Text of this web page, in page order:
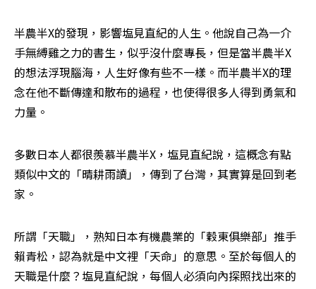
半農半X的發現，影響塩見直紀的人生。他說自己為一介
手無縛雞之力的書生，似乎沒什麼專長，但是當半農半X
的想法浮現腦海，人生好像有些不一樣。而半農半X的理
念在他不斷傳達和散布的過程，也使得很多人得到勇氣和
力量。
多數日本人都很羨慕半農半X，塩見直紀說，這概念有點
類似中文的「晴耕雨讀」，傳到了台灣，其實算是回到老
家。
所謂「天職」，熟知日本有機農業的「穀東俱樂部」推手
賴青松，認為就是中文裡「天命」的意思。至於每個人的
天職是什麼？塩見直紀說，每個人必須向內探照找出來的